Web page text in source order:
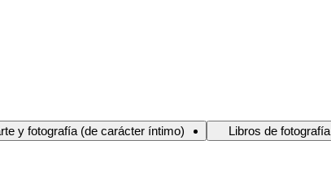
y fotografía (de carácter íntimo) Libros de fotografía